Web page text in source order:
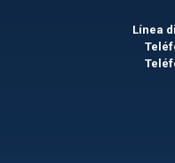
Línea